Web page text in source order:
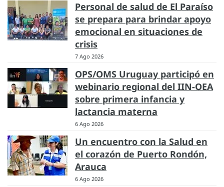
Personal de salud de El Paraíso
se prepara para brindar apoyo
emocional en situaciones de
crisis
7 Ago 2026
OPS/OMS Uruguay participó en
webinario regional del IIN-OEA
sobre primera infancia y
lactancia materna
6 Ago 2026
Un encuentro con la Salud en
el corazón de Puerto Rondón,
Arauca
6 Ago 2026